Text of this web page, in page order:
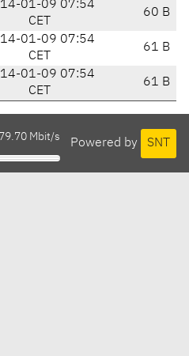
01-09 07:54
CET
60 B
01-09 07:54
CET
61 B
01-09 07:54
CET
61 B
Powered by SNT
Mbit/s